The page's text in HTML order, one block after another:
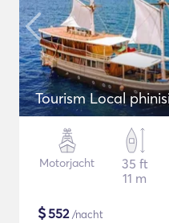
Tourism Local
Motorjacht
35 ft
11 m
$552/nacht